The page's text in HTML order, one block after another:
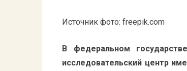
Источник фото: freepik.com
В федеральном
исследовательский центр